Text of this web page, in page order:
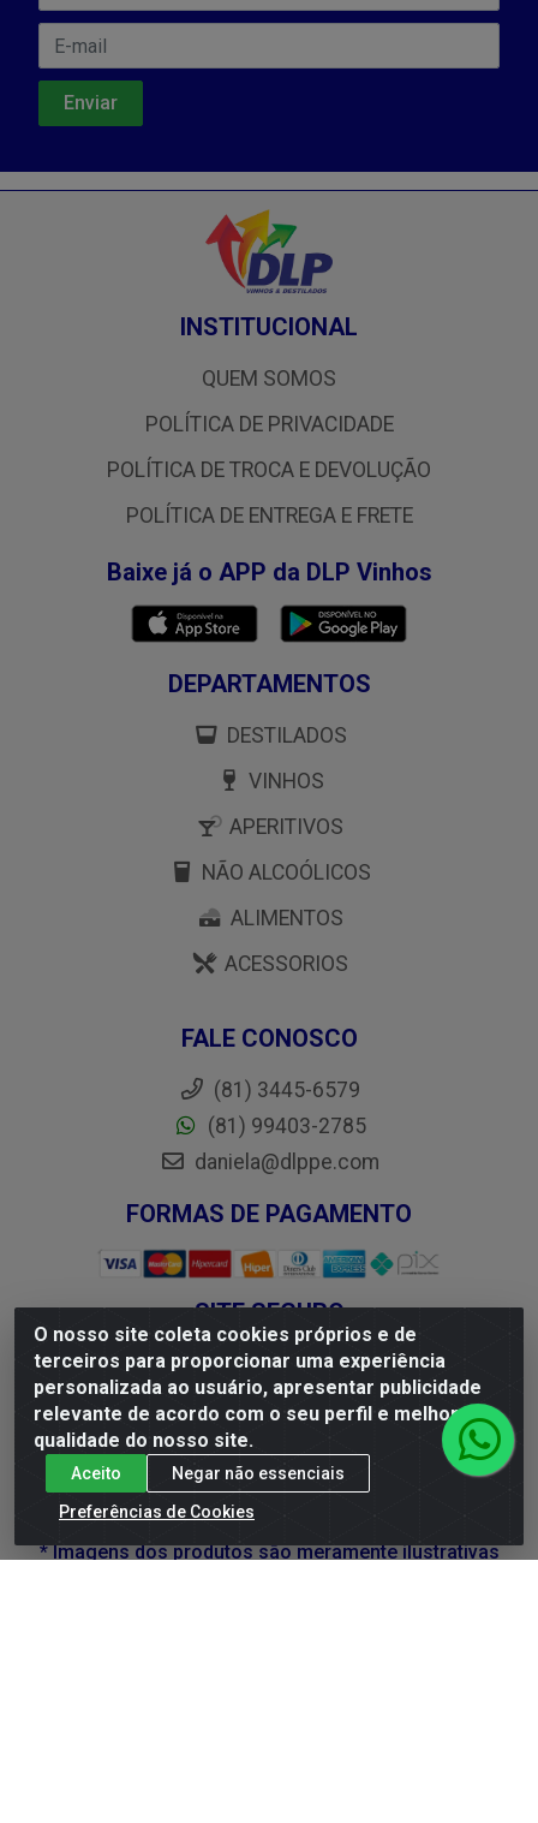
O nosso site coleta cookies próprios e de
terceiros para proporcionar uma experiência
personalizada ao usuário, apresentar publicidade
relevante de acordo com o seu perfil e melhorar a
qualidade do nosso site.
Aceito
Negar não essenciais
Preferências de Cookies
INSTITUCIONAL
QUEM SOMOS
POLÍTICA DE PRIVACIDADE
POLÍTICA DE TROCA E DEVOLUÇÃO
POLÍTICA DE ENTREGA E FRETE
Baixe já o APP da DLP Vinhos
DEPARTAMENTOS
DESTILADOS
VINHOS
APERITIVOS
NÃO ALCOÓLICOS
ALIMENTOS
ACESSORIOS
FALE CONOSCO
(81) 3445-6579
(81) 99403-2785
daniela@dlppe.com
FORMAS DE PAGAMENTO
SITE SEGURO
SE BEBER, NÃO DIRIJA. APRECIE COM MODERAÇÃO.
A VENDA DE BEBIDAS ALCOÓLICAS É PROIBIDA
PARA MENORES DE 18 ANOS.
* Imagens dos produtos são meramente ilustrativas